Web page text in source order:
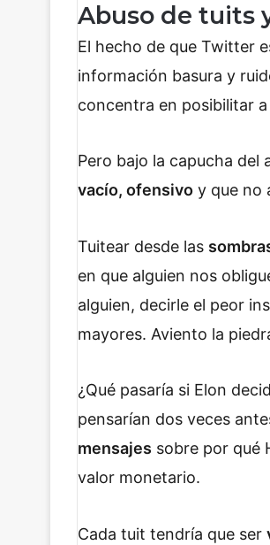
Abuso de tuits
El hecho de que Twitter
información basura y
concentra en posibilitar
Pero bajo la capucha
vacío, ofensivo y que no
Tuitear desde las
en que alguien nos
alguien, decirle el peor
mayores. Aviento la
¿Qué pasaría si Elon
pensarían dos veces
mensajes sobre por qué
valor monetario.
Cada tuit tendría que ser